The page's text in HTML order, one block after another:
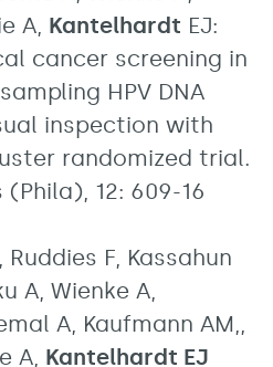
A, Kantelhardt EJ:
cancer screening in
HPV DNA
inspection with
randomized trial.
(Phila), 12: 609-16
Ruddies F, Kassahun
A, Wienke A,
A, Kaufmann AM,,
A, Kantelhardt EJ